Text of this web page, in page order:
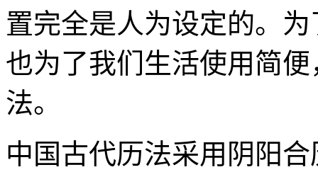
置完全是人为设定的。
也为了我们生活使用简
法。
中国古代历法采用阴阳